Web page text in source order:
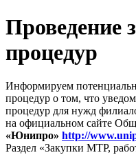
Проведение
процедур
Информируем
процедур о том, что
процедур для нужд
на официальном сайте
«Юнипро» http://
Раздел «Закупки МТР,